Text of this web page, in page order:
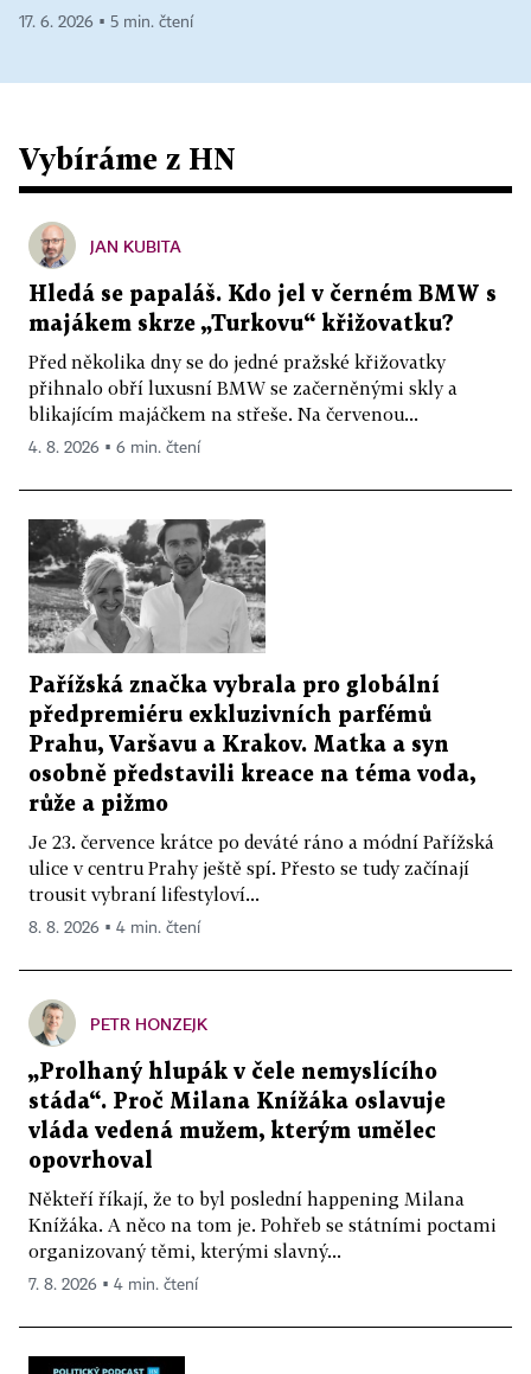
17. 6. 2026 ▪ 5 min. čtení
Vybíráme z HN
JAN KUBITA
Hledá se papaláš. Kdo jel v černém BMW s
majákem skrze „Turkovu“ křižovatku?
Před několika dny se do jedné pražské křižovatky
přihnalo obří luxusní BMW se začerněnými skly a
blikajícím majáčkem na střeše. Na červenou...
4. 8. 2026 ▪ 6 min. čtení
Pařížská značka vybrala pro globální
předpremiéru exkluzivních parfémů
Prahu, Varšavu a Krakov. Matka a syn
osobně představili kreace na téma voda,
růže a pižmo
Je 23. července krátce po deváté ráno a módní Pařížská
ulice v centru Prahy ještě spí. Přesto se tudy začínají
trousit vybraní lifestyloví...
8. 8. 2026 ▪ 4 min. čtení
PETR HONZEJK
„Prolhaný hlupák v čele nemyslícího
stáda“. Proč Milana Knížáka oslavuje
vláda vedená mužem, kterým umělec
opovrhoval
Někteří říkají, že to byl poslední happening Milana
Knížáka. A něco na tom je. Pohřeb se státními poctami
organizovaný těmi, kterými slavný...
7. 8. 2026 ▪ 4 min. čtení